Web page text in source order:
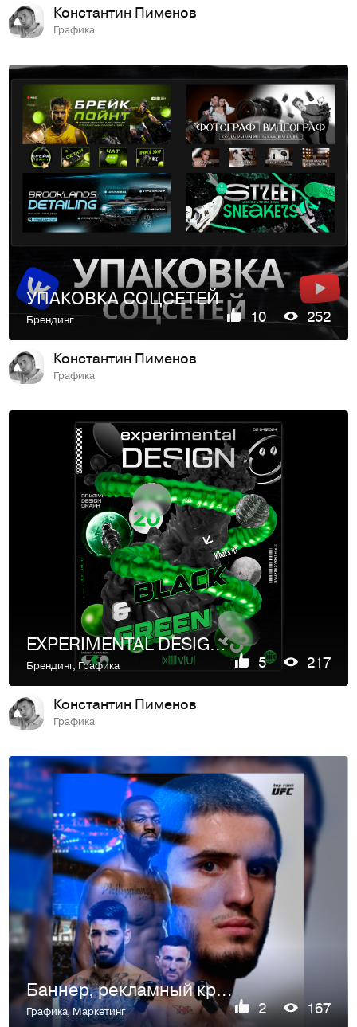
Константин Пименов
Графика
УПАКОВКА СОЦСЕТЕЙ
Брендинг 10 252
Константин Пименов
Графика
EXPERIMENTAL DESIGN | POSTER | BANNER | ПОСТЕР БАННЕР
Брендинг, Графика 5 217
Константин Пименов
Графика
Баннер, рекламный креатив
Графика,Маркетинг 2 167